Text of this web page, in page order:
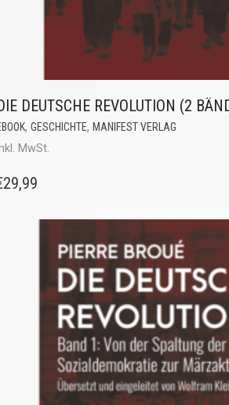
DEUTSCHE REVOLUTION (2
, GESCHICHTE, MANIFEST VERLAG
MwSt.
29,99